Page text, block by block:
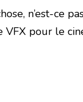
n’est-ce
VFX pour le